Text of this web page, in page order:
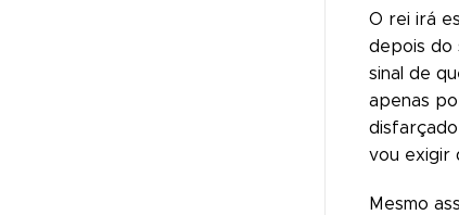
O rei irá
depois do
sinal de
apenas
vou exigir
Mesmo